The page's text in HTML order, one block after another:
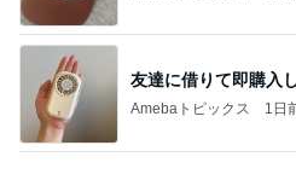
毛布に埋もれて完全オフモード